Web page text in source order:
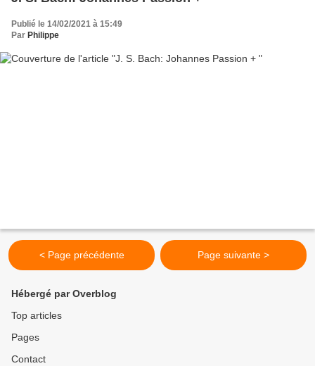
Publié le 14/02/2021 à 15:49
Par Philippe
< Page précédente Page suivante >
Hébergé par Overblog
Top articles
Pages
Contact